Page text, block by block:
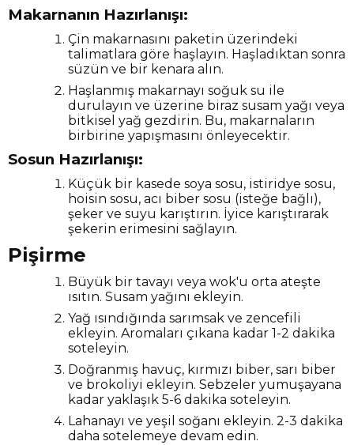
Makarnanın Hazırlanışı:
Çin makarnasını paketin üzerindeki
talimatlara göre haşlayın. Haşladıktan sonra
süzün ve bir kenara alın.
Haşlanmış makarnayı soğuk su ile
durulayın ve üzerine biraz susam yağı veya
bitkisel yağ gezdirin. Bu, makarnaların
birbirine yapışmasını önleyecektir.
Sosun Hazırlanışı:
Küçük bir kasede soya sosu, istiridye sosu,
hoisin sosu, acı biber sosu (isteğe bağlı),
şeker ve suyu karıştırın. İyice karıştırarak
şekerin erimesini sağlayın.
Pişirme
Büyük bir tavayı veya wok'u orta ateşte
ısıtın. Susam yağını ekleyin.
Yağ ısındığında sarımsak ve zencefili
ekleyin. Aromaları çıkana kadar 1-2 dakika
soteleyin.
Doğranmış havuç, kırmızı biber, sarı biber
ve brokoliyi ekleyin. Sebzeler yumuşayana
kadar yaklaşık 5-6 dakika soteleyin.
Lahanayı ve yeşil soğanı ekleyin. 2-3 dakika
daha sotelemeye devam edin.